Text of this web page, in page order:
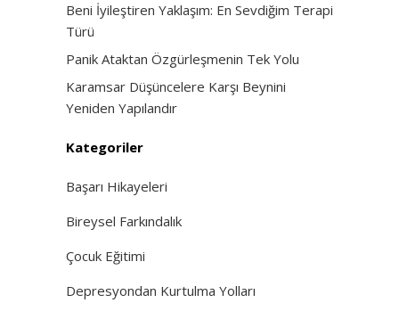
Beni İyileştiren Yaklaşım: En Sevdiğim Terapi
Türü
Panik Ataktan Özgürleşmenin Tek Yolu
Karamsar Düşüncelere Karşı Beynini
Yeniden Yapılandır
Kategoriler
Başarı Hikayeleri
Bireysel Farkındalık
Çocuk Eğitimi
Depresyondan Kurtulma Yolları